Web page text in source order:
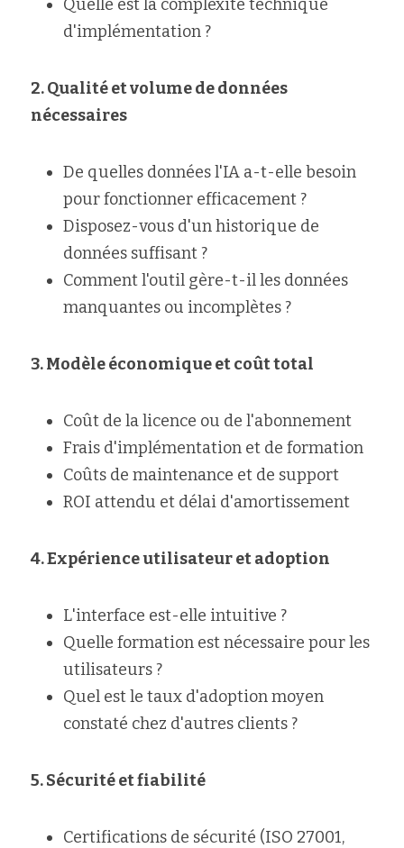
Quelle est la complexité technique
d'implémentation ?
2. Qualité et volume de données
nécessaires
De quelles données l'IA a-t-elle besoin
pour fonctionner efficacement ?
Disposez-vous d'un historique de
données suffisant ?
Comment l'outil gère-t-il les données
manquantes ou incomplètes ?
3. Modèle économique et coût total
Coût de la licence ou de l'abonnement
Frais d'implémentation et de formation
Coûts de maintenance et de support
ROI attendu et délai d'amortissement
4. Expérience utilisateur et adoption
L'interface est-elle intuitive ?
Quelle formation est nécessaire pour les
utilisateurs ?
Quel est le taux d'adoption moyen
constaté chez d'autres clients ?
5. Sécurité et fiabilité
Certifications de sécurité (ISO 27001,